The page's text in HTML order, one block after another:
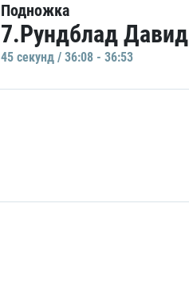
Подножка
7.Рундблад Давид
45 секунд / 36:08 - 36:53